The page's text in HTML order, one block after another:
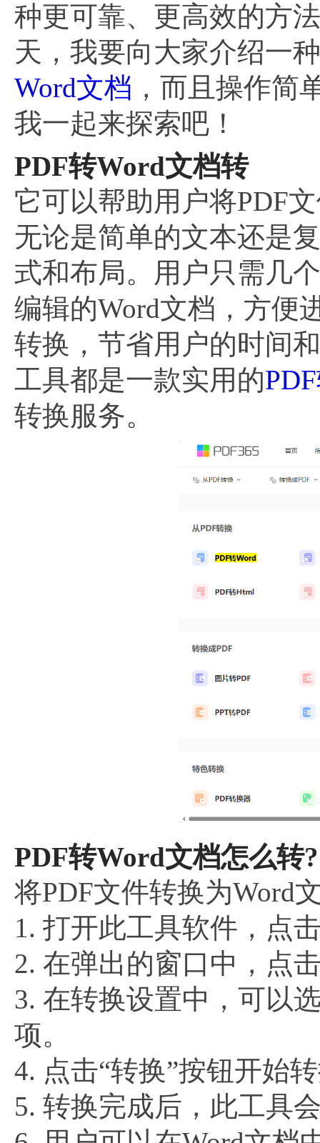
种更可靠、更高效的方
天，我要向大家介绍一
Word文档 ，而且操作简
我一起来探索吧！
PDF转Word文档转
它可以帮助用户将PDF
无论是简单的文本还是
式和布局。用户只需几
编辑的Word文档，方便
转换，节省用户的时间
工具都是一款实用的
转换服务。
PDF转Word文档怎么转
将PDF文件转换为Word
1. 打开此工具软件，点
2. 在弹出的窗口中，点
3. 在转换设置中，可以
项。
4. 点击“转换”按钮开始
5. 转换完成后，此工具